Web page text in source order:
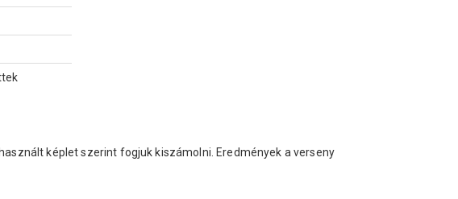
képlet szerint fogjuk kiszámolni. Eredmények a verseny